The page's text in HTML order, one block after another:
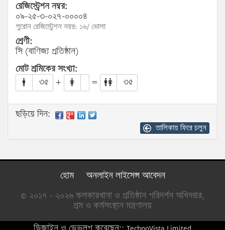
রেজিস্ট্রেশন নম্বর:
০৯-২৫-৩-০২৭-০০০০৪
পুরোন রেজিস্ট্রেশন নম্বর: ১৬/ ভোলা
শ্রেণী:
সি (বাণিজ্য প্রতিষ্ঠান)
মোট শ্রমিকের সংখ্যা:
৩৫
+ = ৩৫
ছড়িয়ে দিন:
তালিকায় ফিরে চলুন
হোম
অনলাইন লাইসেন্স আবেদন
© ২০১৭ - ২০২৬ কলকারখানা ও প্রতিষ্ঠান পরিদর্শন অধিদপ্তর,
শ্রম ও কর্মসংস্থান মন্ত্রণালয়